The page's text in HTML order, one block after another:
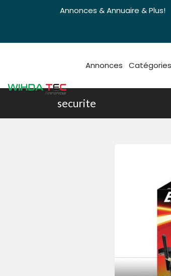
Annonces & Annuaire & Plus!
Annonces Catégories
securite